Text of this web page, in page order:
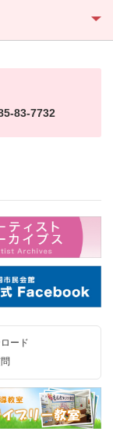
83-7732
ード